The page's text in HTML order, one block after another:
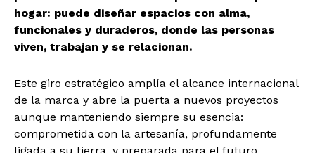
hogar: puede diseñar espacios con alma,
funcionales y duraderos, donde las personas
viven, trabajan y se relacionan.
Este giro estratégico amplía el alcance internacional
de la marca y abre la puerta a nuevos proyectos
aunque manteniendo siempre su esencia:
comprometida con la artesanía, profundamente
ligada a su tierra, y preparada para el futuro.